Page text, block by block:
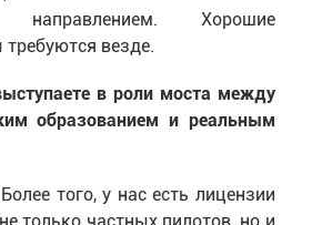
направлением. Хорошие
везде.
в роли моста между
образованием и реальным
того, у нас есть лицензии